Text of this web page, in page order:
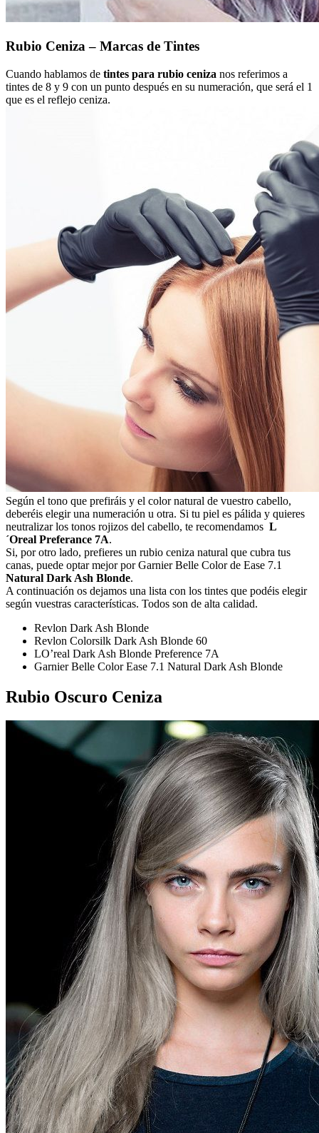
Rubio Ceniza – Marcas de Tintes
Cuando hablamos de tintes para rubio ceniza nos referimos a
tintes de 8 y 9 con un punto después en su numeración, que será el 1
que es el reflejo ceniza.
Según el tono que prefiráis y el color natural de vuestro cabello,
deberéis elegir una numeración u otra. Si tu piel es pálida y quieres
neutralizar los tonos rojizos del cabello, te recomendamos L
´Oreal Preferance 7A.
Si, por otro lado, prefieres un rubio ceniza natural que cubra tus
canas, puede optar mejor por Garnier Belle Color de Ease 7.1
Natural Dark Ash Blonde.
A continuación os dejamos una lista con los tintes que podéis elegir
según vuestras características. Todos son de alta calidad.
Revlon Dark Ash Blonde
Revlon Colorsilk Dark Ash Blonde 60
LO’real Dark Ash Blonde Preference 7A
Garnier Belle Color Ease 7.1 Natural Dark Ash Blonde
Rubio Oscuro Ceniza